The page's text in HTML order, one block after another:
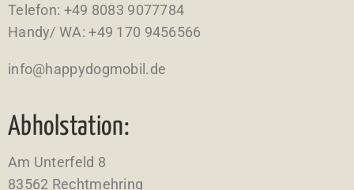
Telefon: +49 8083 9077784
Handy/ WA: ‭+49 170 9456566‬
info@happydogmobil.de
Abholstation:
Am Unterfeld 8
83562 Rechtmehring